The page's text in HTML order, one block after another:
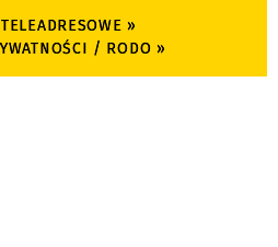
»
/ RODO »